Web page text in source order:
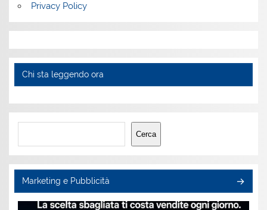
Privacy Policy
Chi sta leggendo ora
Cerca
Cerca
Marketing e Pubblicità